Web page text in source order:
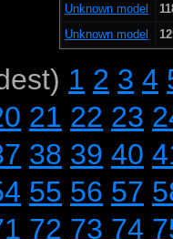
Unknown model
Unknown model
1 2 3 4
21 22 23
38 39 40
55 56 57
72 73 74